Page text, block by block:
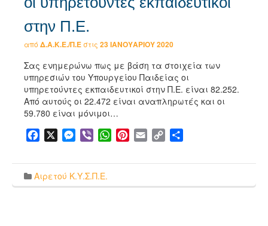
στην Π.Ε.
από Δ.Α.Κ.Ε./Π.Εστις 23 ΙΑΝΟΥΑΡΊΟΥ 2020
Σας ενημερώνω πως με βάση τα στοιχεία των
υπηρεσιών του Υπουργείου Παιδείας οι
υπηρετούντες εκπαιδευτικοί στην Π.Ε. είναι 82.252.
Από αυτούς οι 22.472 είναι αναπληρωτές και οι
59.780 είναι μόνιμοι…
Facebook Messenger
Viber WhatsApp
Pinterest
Email Copy
Αιρετού Κ.Υ.Σ.Π.Ε.